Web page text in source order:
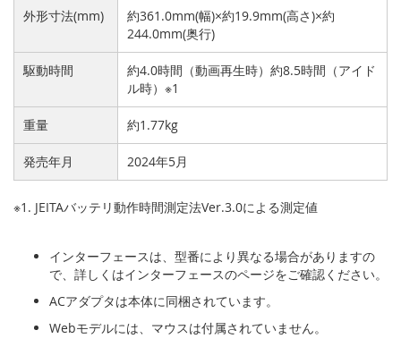
外形寸法(mm)
約361.0mm(幅)×約19.9mm(高さ)×約
244.0mm(奥行)
駆動時間
約4.0時間（動画再生時）約8.5時間（アイド
ル時）※1
重量 約1.77kg
発売年月 2024年5月
※1. JEITAバッテリ動作時間測定法Ver.3.0による測定値
インターフェースは、型番により異なる場合がありますの
で、詳しくはインターフェースのページをご確認ください。
ACアダプタは本体に同梱されています。
Webモデルには、マウスは付属されていません。